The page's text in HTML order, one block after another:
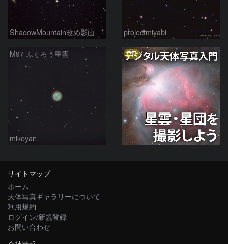
ShadowMountain改め影山 projectmiyabi
M97 ふくろう星雲
mikoyan
PR
サイトマップ
ホーム
天体写真ギャラリーについて
利用規約
ログイン/新規登録
お問い合わせ